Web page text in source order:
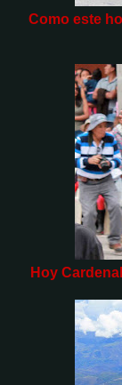
Como este
Hoy